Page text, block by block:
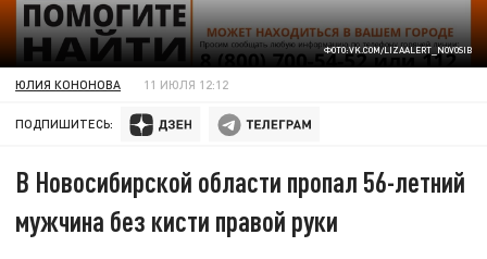
ФОТО:VK.COM/LIZAALERT_NOVOSIB
ЮЛИЯ КОНОНОВА 11 ИЮЛЯ 12:12
ПОДПИШИТЕСЬ:
В Новосибирской области пропал 56-летний
мужчина без кисти правой руки